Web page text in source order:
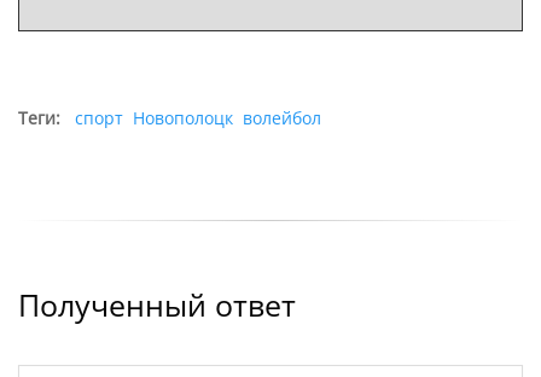
должностным лицам которого, надеемся, не
которые также занимаются волейболом, имели
Заранее спасибо!
Теги: спорт Новополоцк волейбол
Полученный ответ